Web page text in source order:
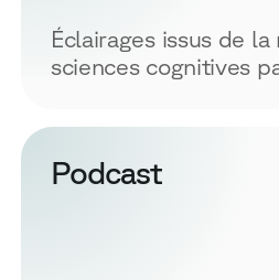
Éclairages issus de
sciences cognitives
Podcast